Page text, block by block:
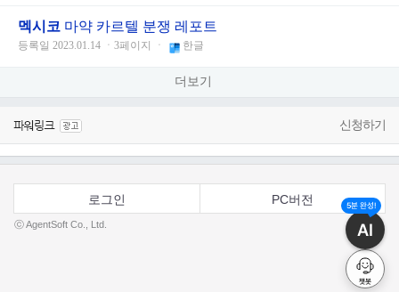
멕시코 마약 카르텔 분쟁 레포트
등록일 2023.01.14 ㆍ3페이지 ㆍ 한글
더보기
신청하기
로그인 PC버전
ⓒ AgentSoft Co., Ltd.
5분 완성!
AI
챗봇